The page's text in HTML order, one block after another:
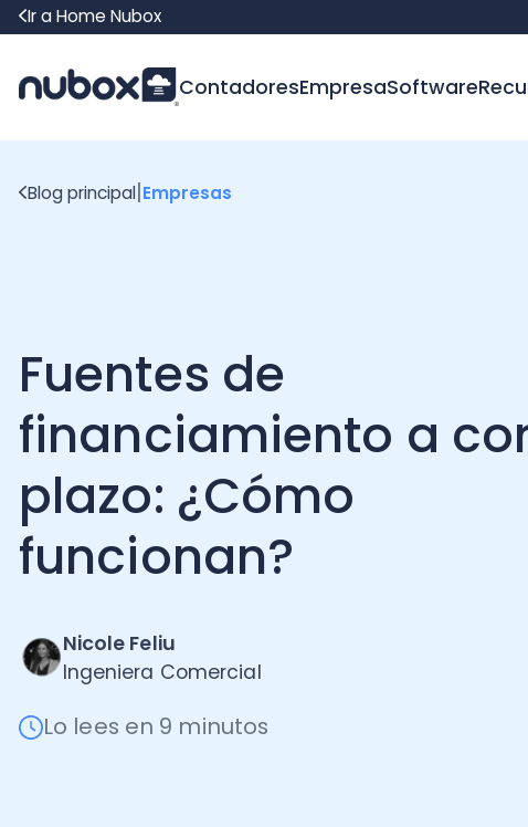
Ir a Home Nubox
ContadoresEmpresaSoftwareRecursos
Fuentes de
financiamiento a corto
plazo: ¿Cómo
funcionan?
Lo lees en 9 minutos